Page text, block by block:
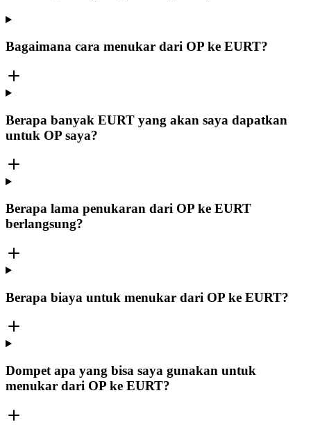
Bagaimana cara menukar dari OP ke EURT?
Berapa banyak EURT yang akan saya dapatkan
untuk OP saya?
Berapa lama penukaran dari OP ke EURT
berlangsung?
Berapa biaya untuk menukar dari OP ke EURT?
Dompet apa yang bisa saya gunakan untuk
menukar dari OP ke EURT?